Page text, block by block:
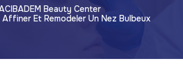
Beauty Center
Affiner Et Remodeler Un Nez Bulbeux